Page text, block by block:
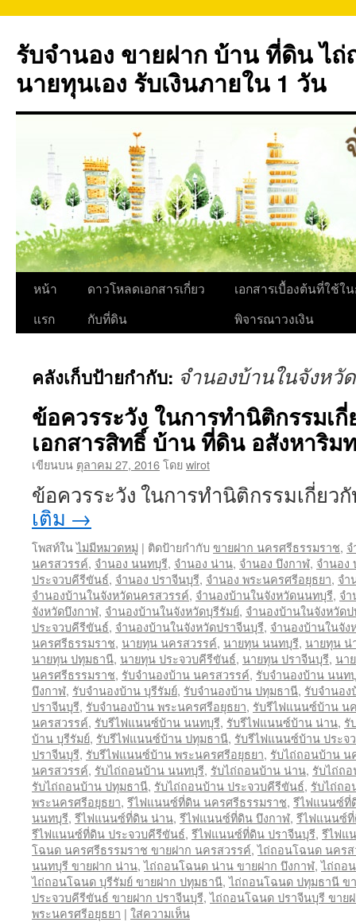
ยัง
เนื้อหา
รับจำนอง ขายฝาก บ้าน ที่ดิน ไ
นายทุนเอง รับเงินภายใน 1 วัน
หน้า
แรก
ดาวโหลดเอกสารเกี่ยว
กับที่ดิน
เอกสารเบื้องต้นที่ใช้ใ
พิจารณาวงเงิน
คลังเก็บป้ายกำกับ: จำนองบ้านในจังห
ข้อควรระวัง ในการทำนิติกรรมเ
เอกสารสิทธิ์ บ้าน ที่ดิน อสังหาริม
เขียนบน ตุลาคม 27, 2016โดยwirot
ข้อควรระวัง ในการทำนิติกรรมเกี่ย
เติม →
โพสท์ในไม่มีหมวดหมู่ | ติดป้ายกำกับ ขายฝาก นครศรีธรรมราช,
นครสวรรค์, จำนอง นนทบุรี, จำนอง น่าน, จำนอง บึงกาฬ, จำนอง
ประจวบคีรีขันธ์, จำนอง ปราจีนบุรี, จำนอง พระนครศรีอยุธยา, จำ
จำนองบ้านในจังหวัดนครสวรรค์, จำนองบ้านในจังหวัดนนทบุรี, จ
จังหวัดบึงกาฬ, จำนองบ้านในจังหวัดบุรีรัมย์, จำนองบ้านในจังหวัด
ประจวบคีรีขันธ์, จำนองบ้านในจังหวัดปราจีนบุรี, จำนองบ้านในจั
นครศรีธรรมราช, นายทุน นครสวรรค์, นายทุน นนทบุรี, นายทุน น่
นายทุน ปทุมธานี, นายทุน ประจวบคีรีขันธ์, นายทุน ปราจีนบุรี, นา
นครศรีธรรมราช, รับจำนองบ้าน นครสวรรค์, รับจำนองบ้าน นนท
บึงกาฬ, รับจำนองบ้าน บุรีรัมย์, รับจำนองบ้าน ปทุมธานี, รับจำนอ
ปราจีนบุรี, รับจำนองบ้าน พระนครศรีอยุธยา, รับรีไฟแนนซ์บ้าน น
นครสวรรค์, รับรีไฟแนนซ์บ้าน นนทบุรี, รับรีไฟแนนซ์บ้าน น่าน, รั
บ้าน บุรีรัมย์, รับรีไฟแนนซ์บ้าน ปทุมธานี, รับรีไฟแนนซ์บ้าน ประจ
ปราจีนบุรี, รับรีไฟแนนซ์บ้าน พระนครศรีอยุธยา, รับไถ่ถอนบ้าน น
นครสวรรค์, รับไถ่ถอนบ้าน นนทบุรี, รับไถ่ถอนบ้าน น่าน, รับไถ่ถ
รับไถ่ถอนบ้าน ปทุมธานี, รับไถ่ถอนบ้าน ประจวบคีรีขันธ์, รับไถ่ถ
พระนครศรีอยุธยา, รีไฟแนนซ์ที่ดิน นครศรีธรรมราช, รีไฟแนนซ์ที่
นนทบุรี, รีไฟแนนซ์ที่ดิน น่าน, รีไฟแนนซ์ที่ดิน บึงกาฬ, รีไฟแนนซ์
รีไฟแนนซ์ที่ดิน ประจวบคีรีขันธ์, รีไฟแนนซ์ที่ดิน ปราจีนบุรี, รีไฟแ
โฉนด นครศรีธรรมราช ขายฝาก นครสวรรค์,ไถ่ถอนโฉนด นคร
นนทบุรี ขายฝาก น่าน,ไถ่ถอนโฉนด น่าน ขายฝาก บึงกาฬ,ไถ่ถอ
ไถ่ถอนโฉนด บุรีรัมย์ ขายฝาก ปทุมธานี,ไถ่ถอนโฉนด ปทุมธานี ข
ประจวบคีรีขันธ์ ขายฝาก ปราจีนบุรี,ไถ่ถอนโฉนด ปราจีนบุรี ขาย
พระนครศรีอยุธยา | ใส่ความเห็น